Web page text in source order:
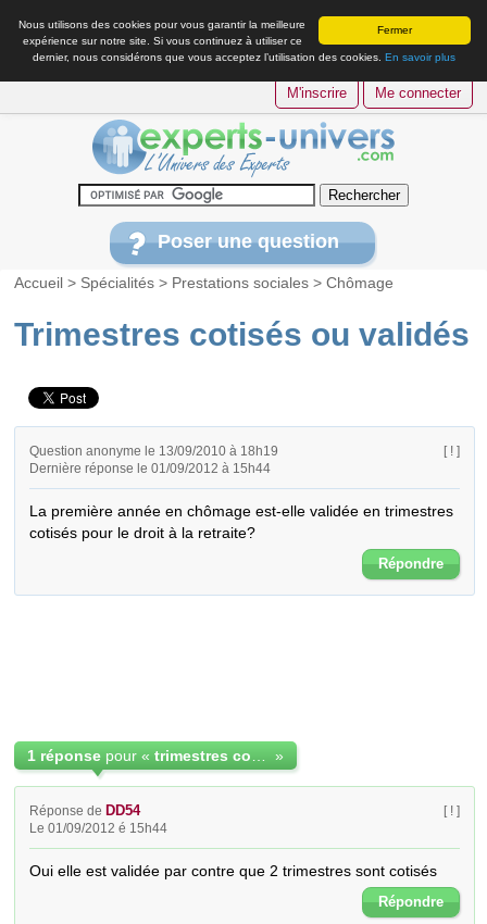
Fermer
Nous utilisons des cookies pour vous garantir la meilleure
expérience sur notre site. Si vous continuez à utiliser ce
dernier, nous considérons que vous acceptez l’utilisation des cookies. En savoir plus
M'inscrire Me connecter
Poser une question
Accueil > Spécialités > Prestations sociales >Chômage
Trimestres cotisés ou validés
Question anonyme le 13/09/2010 à 18h19
Dernière réponse le 01/09/2012 à 15h44
[ ! ]
La première année en chômage est-elle validée en trimestres
cotisés pour le droit à la retraite?
Répondre
1 réponse pour « »
Réponse de DD54
Le 01/09/2012 é 15h44
[ ! ]
Oui elle est validée par contre que 2 trimestres sont cotisés
Répondre